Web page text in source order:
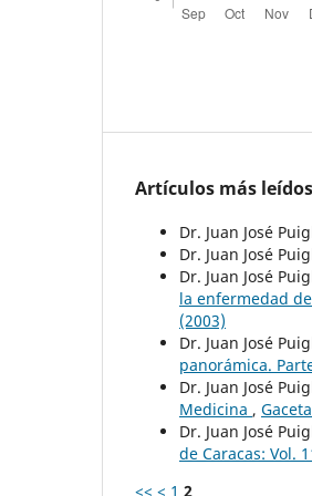
Artículos más
Dr. Juan José
Dr. Juan José
Dr. Juan José
la enfermedad
(2003)
Dr. Juan José
panorámica.
Dr. Juan José
Medicina ,
Dr. Juan José
de Caracas: Vol.
<< < 1 2